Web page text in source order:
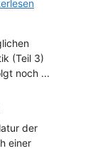
(Teil 3)
noch ...
der
einer